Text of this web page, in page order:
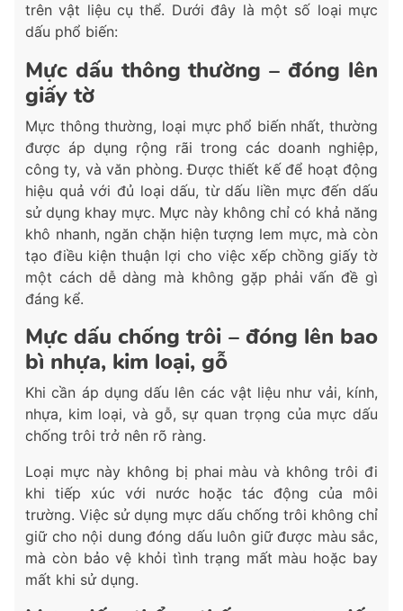
trên vật liệu cụ thể. Dưới đây là một số loại mực
dấu phổ biến:
Mực dấu thông thường – đóng lên
giấy tờ
Mực thông thường, loại mực phổ biến nhất, thường
được áp dụng rộng rãi trong các doanh nghiệp,
công ty, và văn phòng. Được thiết kế để hoạt động
hiệu quả với đủ loại dấu, từ dấu liền mực đến dấu
sử dụng khay mực. Mực này không chỉ có khả năng
khô nhanh, ngăn chặn hiện tượng lem mực, mà còn
tạo điều kiện thuận lợi cho việc xếp chồng giấy tờ
một cách dễ dàng mà không gặp phải vấn đề gì
đáng kể.
Mực dấu chống trôi – đóng lên bao
bì nhựa, kim loại, gỗ
Khi cần áp dụng dấu lên các vật liệu như vải, kính,
nhựa, kim loại, và gỗ, sự quan trọng của mực dấu
chống trôi trở nên rõ ràng.
Loại mực này không bị phai màu và không trôi đi
khi tiếp xúc với nước hoặc tác động của môi
trường. Việc sử dụng mực dấu chống trôi không chỉ
giữ cho nội dung đóng dấu luôn giữ được màu sắc,
mà còn bảo vệ khỏi tình trạng mất màu hoặc bay
mất khi sử dụng.